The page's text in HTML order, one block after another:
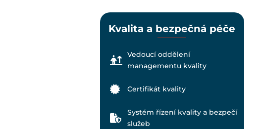
Kvalita a bezpečná péče
Vedoucí oddělení
managementu kvality
Certifikát kvality
Systém řízení kvality a bezpečí
služeb